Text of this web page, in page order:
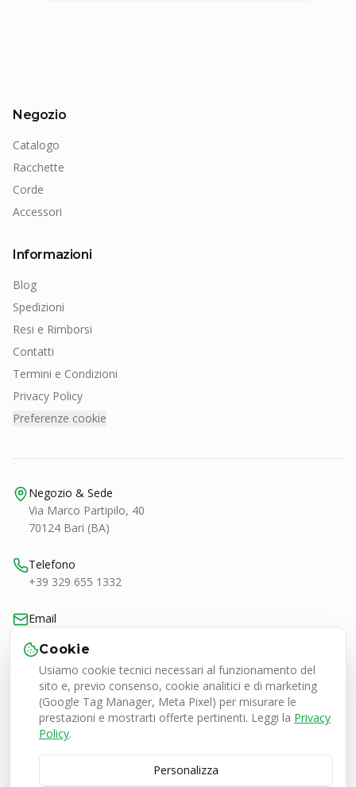
Negozio
Catalogo
Racchette
Corde
Accessori
Informazioni
Blog
Spedizioni
Resi e Rimborsi
Contatti
Termini e Condizioni
Privacy Policy
Preferenze cookie
Negozio & Sede
Via Marco Partipilo, 40
70124 Bari (BA)
Telefono
+39 329 655 1332
Email
Orari
Lun-Ven 9:00-20:30
Sab 9:00-13:00 / 16:30-20:30
Smash Tennis Specialist Srl
Cookie
Usiamo cookie tecnici necessari al funzionamento del
sito e, previo consenso, cookie analitici e di marketing
(Google Tag Manager, Meta Pixel) per misurare le
prestazioni e mostrarti offerte pertinenti. Leggi la Privacy
Policy.
Personalizza